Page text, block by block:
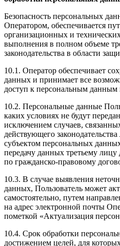
Безопасность персональных
Оператором, обеспечивается
организационных и
выполнения в полном объеме
законодательства в области
10.1. Оператор обеспечивает
данных и принимает все
доступ к персональным
10.2. Персональные данные
каких условиях не будут
исключением случаев,
действующего
субъектом персональных
передачу данных третьему лицу
по гражданско-правовому
10.3. В случае выявления
данных, Пользователь может
самостоятельно, путем
на адрес электронной почты
пометкой «Актуализация
10.4. Срок обработки
достижением целей, для